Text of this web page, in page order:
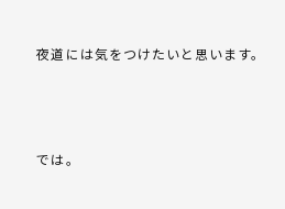
夜道には気をつけたいと思います。
では。